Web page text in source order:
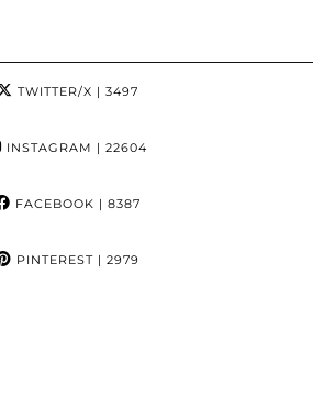
TWITTER/X | 3497
INSTAGRAM | 22604
FACEBOOK | 8387
PINTEREST| 2979